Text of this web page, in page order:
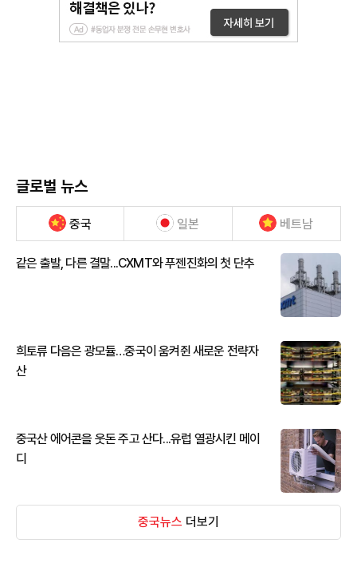
글로벌 뉴스
중국 일본 베트남
같은 출발, 다른 결말...CXMT와 푸젠진화의 첫 단추
희토류 다음은 광모듈…중국이 움켜쥔 새로운 전략자
산
중국산 에어콘을 웃돈 주고 산다...유럽 열광시킨 메이
디
중국뉴스 더보기